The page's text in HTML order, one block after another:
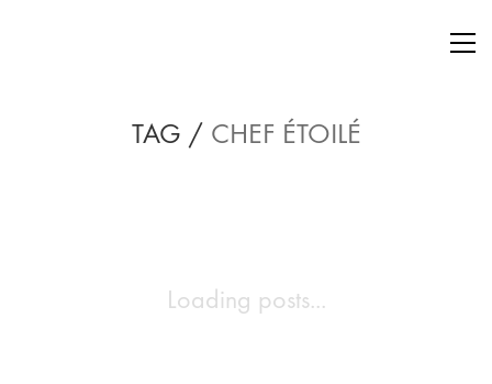
TAG / CHEF ÉTOILÉ
Loading posts...